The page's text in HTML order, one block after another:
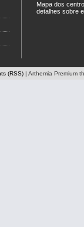
Mapa dos
detalhes sobre
(RSS) | Arthemia Premium